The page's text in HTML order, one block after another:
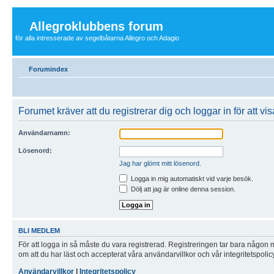
Allegroklubbens forum
för alla intresserade av segelbåtarna Allegro och Adagio
Forumindex
Forumet kräver att du registrerar dig och loggar in för att
Användarnamn:
Lösenord:
Jag har glömt mitt lösenord.
Logga in mig automatiskt vid varje besök.
Dölj att jag är online denna session.
BLI MEDLEM
För att logga in så måste du vara registrerad. Registreringen tar bara
om att du har läst och accepterat våra användarvillkor och vår
Användarvillkor
Integritetspolicy